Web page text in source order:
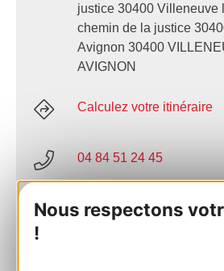
Nous respectons
!
justice 30400 Villeneuve
chemin de la justice
Avignon 30400
AVIGNON
Calculez votre itinéraire
04 84 51 24 45
E-mail